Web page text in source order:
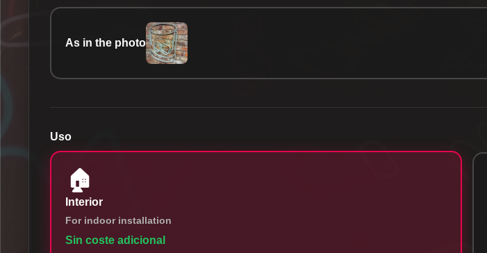
As in the photo
Uso
🏠
Interior
For indoor installation
Sin coste adicional